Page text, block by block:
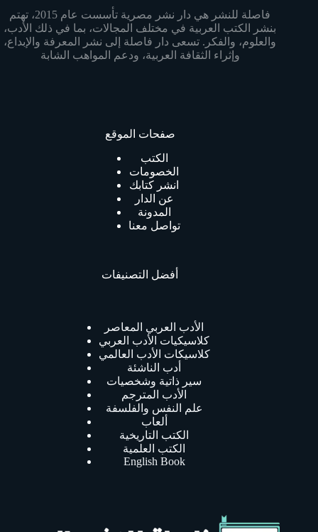
فاصلة للنشر هي دار نشر مصرية تأسست عام 2015، تهتم
بنشر الكتب العربية في مختلف المجالات، بما في ذلك الأدب،
والعلوم، والفكر. تسعى دار فاصلة إلى نشر المعرفة والإبداع،
وإثراء الثقافة العربية، ودعم المواهب الشابة
صفحات الموقع
الكتب
الخصومات
انشر كتابك
عن الدار
المدونة
تواصل معنا
أفضل التصنيفات
الأدب العربي المعاصر
كلاسيكيات الأدب العربي
كلاسيكات الأدب العالمي
أدب الناشئة
سير ذاتية وشخصيات
الأدب المترجم
علم النفس والفلسفة
ألعاب
الكتب التاريخية
الكتب العلمية
English Book